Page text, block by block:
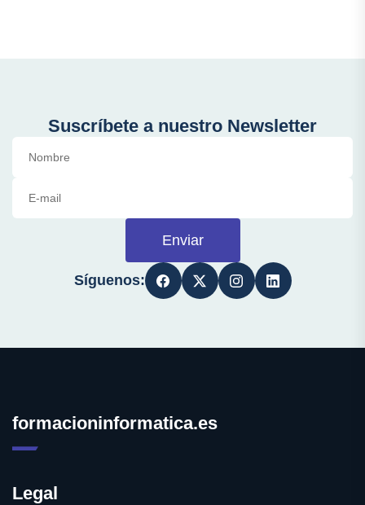
Suscríbete a nuestro Newsletter
Enviar
Síguenos:
formacioninformatica.es
Legal